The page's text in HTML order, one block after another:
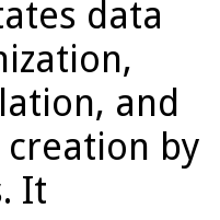
data
and
by
It